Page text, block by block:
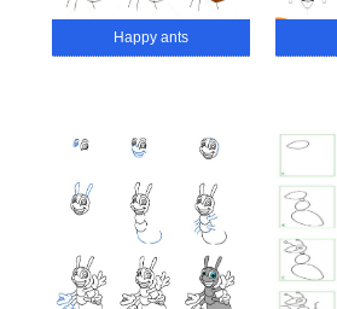
Happy ants